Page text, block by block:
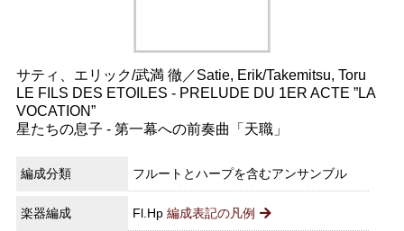
サティ、エリック/武満 徹／Satie, Erik/Takemitsu, Toru
LE FILS DES ETOILES - PRELUDE DU 1ER ACTE ”LA
VOCATION”
星たちの息子 - 第一幕への前奏曲「天職」
編成分類 フルートとハープを含むアンサンブル
楽器編成 Fl.Hp 編成表記の凡例